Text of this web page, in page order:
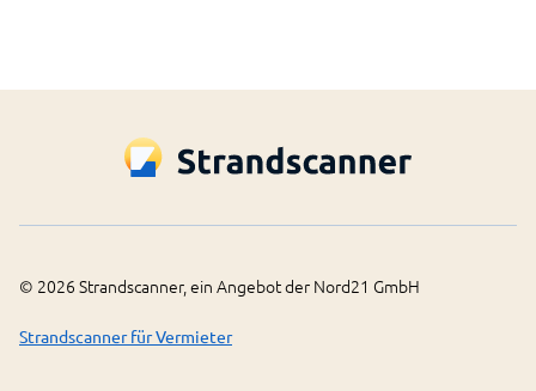
© 2026 Strandscanner, ein Angebot der Nord21 GmbH
Strandscanner für Vermieter